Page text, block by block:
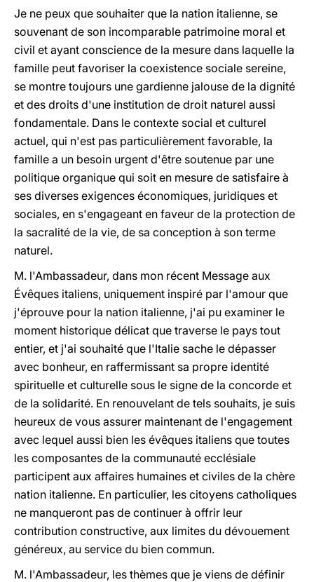
Je ne peux que souhaiter que la nation italienne, se
souvenant de son incomparable patrimoine moral et
civil et ayant conscience de la mesure dans laquelle la
famille peut favoriser la coexistence sociale sereine,
se montre toujours une gardienne jalouse de la dignité
et des droits d'une institution de droit naturel aussi
fondamentale. Dans le contexte social et culturel
actuel, qui n'est pas particulièrement favorable, la
famille a un besoin urgent d'être soutenue par une
politique organique qui soit en mesure de satisfaire à
ses diverses exigences économiques, juridiques et
sociales, en s'engageant en faveur de la protection de
la sacralité de la vie, de sa conception à son terme
naturel.
M. l'Ambassadeur, dans mon récent Message aux
Évêques italiens, uniquement inspiré par l'amour que
j'éprouve pour la nation italienne, j'ai pu examiner le
moment historique délicat que traverse le pays tout
entier, et j'ai souhaité que l'Italie sache le dépasser
avec bonheur, en raffermissant sa propre identité
spirituelle et culturelle sous le signe de la concorde et
de la solidarité. En renouvelant de tels souhaits, je suis
heureux de vous assurer maintenant de l'engagement
avec lequel aussi bien les évêques italiens que toutes
les composantes de la communauté ecclésiale
participent aux affaires humaines et civiles de la chère
nation italienne. En particulier, les citoyens catholiques
ne manqueront pas de continuer à offrir leur
contribution constructive, aux limites du dévouement
généreux, au service du bien commun.
M. l'Ambassadeur, les thèmes que je viens de définir